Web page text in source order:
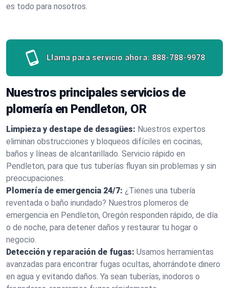
es todo para nosotros.
Llama para servicio ahora: 888-788-9978
Nuestros principales servicios de
plomería en Pendleton, OR
Limpieza y destape de desagües: Nuestros expertos
eliminan obstrucciones y bloqueos difíciles en cocinas,
baños y líneas de alcantarillado. Servicio rápido en
Pendleton, para que tus tuberías fluyan sin problemas y sin
preocupaciones.
Plomería de emergencia 24/7: ¿Tienes una tubería
reventada o baño inundado? Nuestros plomeros de
emergencia en Pendleton, Oregón responden rápido, de día
o de noche, para detener daños y restaurar tu hogar o
negocio.
Detección y reparación de fugas: Usamos herramientas
avanzadas para encontrar fugas ocultas, ahorrándote dinero
en agua y evitando daños. Ya sean tuberías, inodoros o